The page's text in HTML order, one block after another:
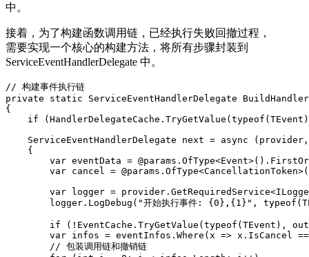
中。
接着，为了构建函数调用链，已经执行失败回撤过程，
需要实现一个核心的构建方法，将所有步骤封装到
ServiceEventHandlerDelegate 中。
// 构建事件执行链
private static ServiceEventHandlerDelegate
{
if
ServiceEventHandlerDelegate next = async
    {
var eventData =
var cancel =
var logger =
logger.LogDebug("开始执行事件: {0},{1}",
if (!EventCache.TryGetValue(typeof(TEvent),
var infos = eventInfos.Where(x => x.IsCancel
        // 包装调用链和撤销链